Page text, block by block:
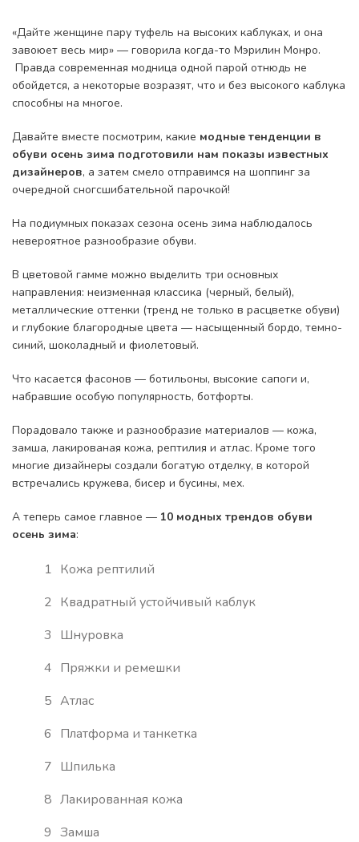
«Дайте женщине пару туфель на высоких каблуках, и она
завоюет весь мир» — говорила когда-то Мэрилин Монро.
Правда современная модница одной парой отнюдь не
обойдется, а некоторые возразят, что и без высокого каблука
способны на многое.
Давайте вместе посмотрим, какие модные тенденции в
обуви осень зима подготовили нам показы известных
дизайнеров, а затем смело отправимся на шоппинг за
очередной сногсшибательной парочкой!
На подиумных показах сезона осень зима наблюдалось
невероятное разнообразие обуви.
В цветовой гамме можно выделить три основных
направления: неизменная классика (черный, белый),
металлические оттенки (тренд не только в расцветке обуви)
и глубокие благородные цвета — насыщенный бордо, темно-
синий, шоколадный и фиолетовый.
Что касается фасонов — ботильоны, высокие сапоги и,
набравшие особую популярность, ботфорты.
Порадовало также и разнообразие материалов — кожа,
замша, лакированая кожа, рептилия и атлас. Кроме того
многие дизайнеры создали богатую отделку, в которой
встречались кружева, бисер и бусины, мех.
А теперь самое главное — 10 модных трендов обуви
осень зима:
Кожа рептилий
Квадратный устойчивый каблук
Шнуровка
Пряжки и ремешки
Атлас
Платформа и танкетка
Шпилька
Лакированная кожа
Замша